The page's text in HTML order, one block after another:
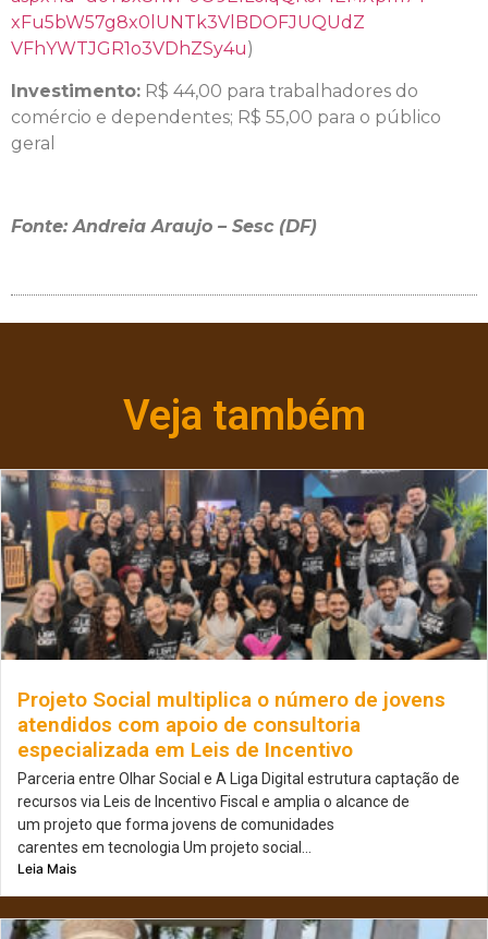
xFu5bW57g8x0lUNTk3VlBDOFJUQUdZ
VFhYWTJGR1o3VDhZSy4u)
Investimento: R$ 44,00 para trabalhadores do
comércio e dependentes; R$ 55,00 para o público
geral
Fonte: Andreia Araujo – Sesc (DF)
Veja também
Projeto Social multiplica o número de jovens
atendidos com apoio de consultoria
especializada em Leis de Incentivo
Parceria entre Olhar Social e A Liga Digital estrutura captação de
recursos via Leis de Incentivo Fiscal e amplia o alcance de
um projeto que forma jovens de comunidades
carentes em tecnologia Um projeto social...
Leia Mais